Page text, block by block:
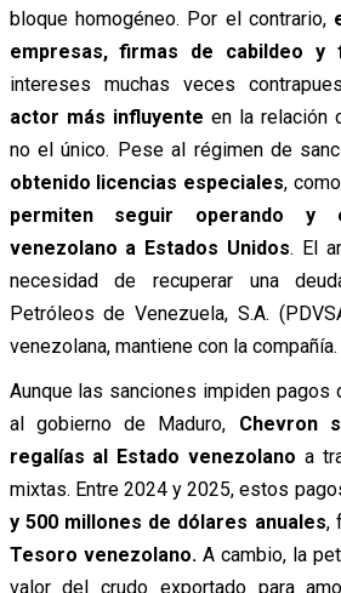
bloque homogéneo. Por el contrario,
empresas, firmas de cabildeo y
intereses muchas veces
actor más influyente en la relación
no el único. Pese al régimen de
obtenido licencias especiales,
permiten seguir operando y
venezolano a Estados Unidos. El
necesidad de recuperar una
Petróleos de Venezuela, S.A.
venezolana, mantiene con la compañía.
Aunque las sanciones impiden
al gobierno de Maduro, Chevron
regalías al Estado venezolano a
mixtas. Entre 2024 y 2025, estos
y 500 millones de dólares anuales,
Tesoro venezolano.A cambio, la
valor del crudo exportado para